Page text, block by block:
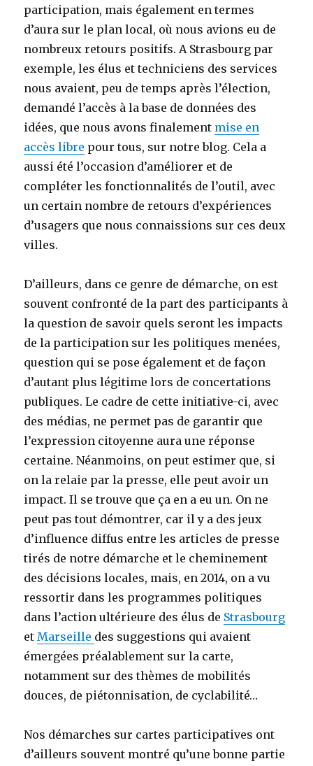
participation, mais également en termes
d’aura sur le plan local, où nous avions eu de
nombreux retours positifs. A Strasbourg par
exemple, les élus et techniciens des services
nous avaient, peu de temps après l’élection,
demandé l’accès à la base de données des
idées, que nous avons finalement mise en
accès libre pour tous, sur notre blog. Cela a
aussi été l’occasion d’améliorer et de
compléter les fonctionnalités de l’outil, avec
un certain nombre de retours d’expériences
d’usagers que nous connaissions sur ces deux
villes.
D’ailleurs, dans ce genre de démarche, on est
souvent confronté de la part des participants à
la question de savoir quels seront les impacts
de la participation sur les politiques menées,
question qui se pose également et de façon
d’autant plus légitime lors de concertations
publiques. Le cadre de cette initiative-ci, avec
des médias, ne permet pas de garantir que
l’expression citoyenne aura une réponse
certaine. Néanmoins, on peut estimer que, si
on la relaie par la presse, elle peut avoir un
impact. Il se trouve que ça en a eu un. On ne
peut pas tout démontrer, car il y a des jeux
d’influence diffus entre les articles de presse
tirés de notre démarche et le cheminement
des décisions locales, mais, en 2014, on a vu
ressortir dans les programmes politiques
dans l’action ultérieure des élus de Strasbourg
etMarseille des suggestions qui avaient
émergées préalablement sur la carte,
notamment sur des thèmes de mobilités
douces, de piétonnisation, de cyclabilité…
Nos démarches sur cartes participatives ont
d’ailleurs souvent montré qu’une bonne partie